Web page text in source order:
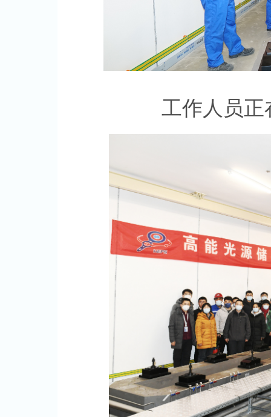
工作人员正